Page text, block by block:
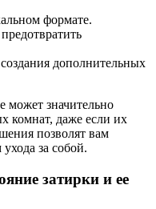
формате.
дополнительных
может значительно
комнат, даже если их
позволят вам
за собой.
затирки и ее